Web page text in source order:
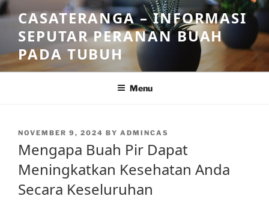
Skip
to
content
CASATERANGA – INFORMASI
SEPUTAR PERANAN BUAH
PADA TUBUH
Menu
POSTED
NOVEMBER 9, 2024 BY ADMINCAS
Mengapa Buah Pir Dapat
Meningkatkan Kesehatan Anda
Secara Keseluruhan